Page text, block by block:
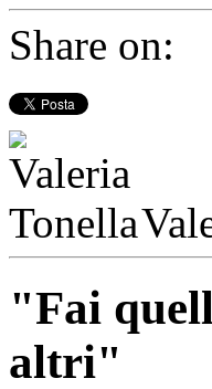
Share on:
"Fai
altri"